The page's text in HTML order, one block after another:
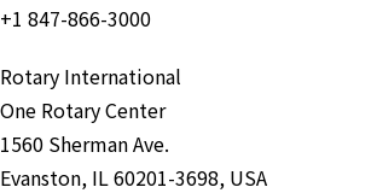
+1 847-866-3000
Rotary International
One Rotary Center
1560 Sherman Ave.
Evanston, IL 60201-3698, USA